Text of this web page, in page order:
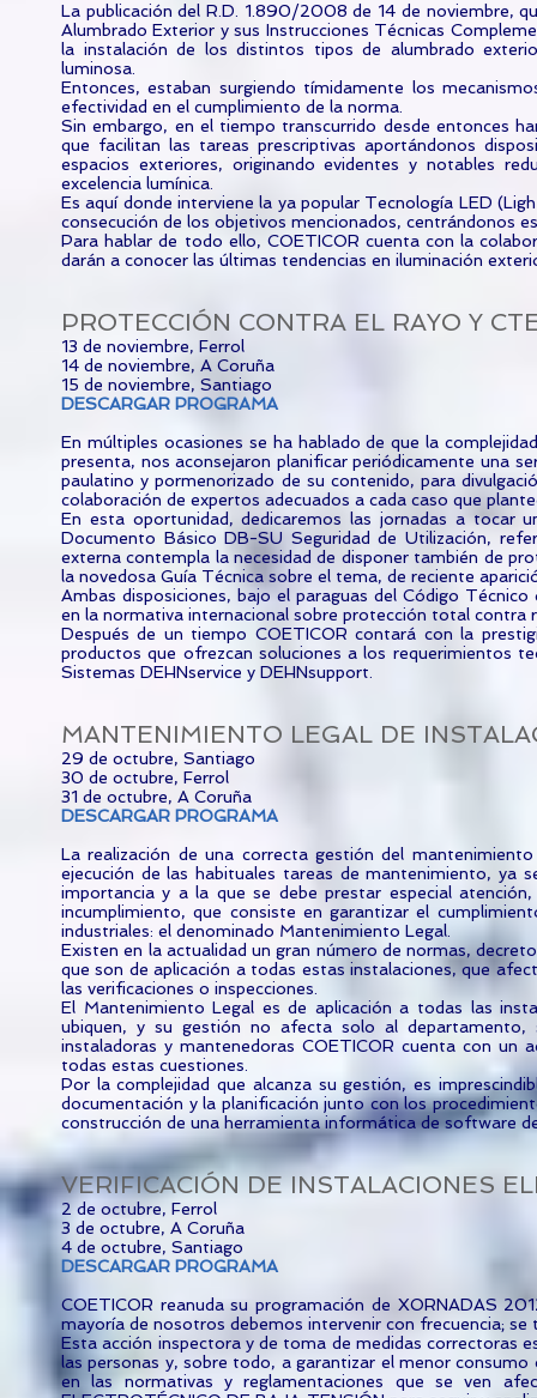
La publicación del R.D. 1.890/2008 de 14 de noviembre,
Alumbrado Exterior y sus Instrucciones Técnicas
la instalación de los distintos tipos de alumbrado
luminosa.
Entonces, estaban surgiendo tímidamente los
efectividad en el cumplimiento de la norma.
Sin embargo, en el tiempo transcurrido desde entonces
que facilitan las tareas prescriptivas aportándonos
espacios exteriores, originando evidentes y notables
excelencia lumínica.
Es aquí donde interviene la ya popular Tecnología LED
consecución de los objetivos mencionados, centrándonos
Para hablar de todo ello, COETICOR cuenta con la
darán a conocer las últimas tendencias en iluminación
PROTECCIÓN CONTRA EL RAYO Y
13 de noviembre, Ferrol
14 de noviembre, A Coruña
15 de noviembre, Santiago
DESCARGAR PROGRAMA
En múltiples ocasiones se ha hablado de que la
presenta, nos aconsejaron planificar periódicamente una
paulatino y pormenorizado de su contenido, para
colaboración de expertos adecuados a cada caso que
En esta oportunidad, dedicaremos las jornadas a tocar
Documento Básico DB-SU Seguridad de Utilización,
externa contempla la necesidad de disponer también de
la novedosa Guía Técnica sobre el tema, de reciente
Ambas disposiciones, bajo el paraguas del Código
en la normativa internacional sobre protección total contra
Después de un tiempo COETICOR contará con la
productos que ofrezcan soluciones a los requerimientos
Sistemas DEHNservice y DEHNsupport.
MANTENIMIENTO LEGAL DE
29 de octubre, Santiago
30 de octubre, Ferrol
31 de octubre, A Coruña
DESCARGAR PROGRAMA
La realización de una correcta gestión del
ejecución de las habituales tareas de mantenimiento, ya
importancia y a la que se debe prestar especial
incumplimiento, que consiste en garantizar el
industriales: el denominado Mantenimiento Legal.
Existen en la actualidad un gran número de normas,
que son de aplicación a todas estas instalaciones, que
las verificaciones o inspecciones.
El Mantenimiento Legal es de aplicación a todas las
ubiquen, y su gestión no afecta solo al
instaladoras y mantenedoras COETICOR cuenta con
todas estas cuestiones.
Por la complejidad que alcanza su gestión, es
documentación y la planificación junto con los
construcción de una herramienta informática de software
VERIFICACIÓN DE INSTALACIONES
2 de octubre, Ferrol
3 de octubre, A Coruña
4 de octubre, Santiago
DESCARGAR PROGRAMA
COETICOR reanuda su programación de XORNADAS
mayoría de nosotros debemos intervenir con frecuencia; se
Esta acción inspectora y de toma de medidas correctoras
las personas y, sobre todo, a garantizar el menor
en las normativas y reglamentaciones que se ven